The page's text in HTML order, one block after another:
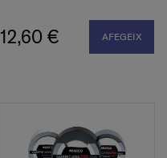
12,60 € AFEGEIX